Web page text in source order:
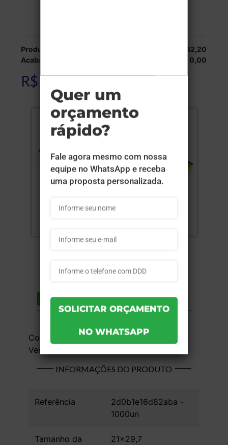
Produção:
R$ 1.542,20
Acabamentos:
R$ 0,00
R$ 1.542,20
Lista de desejos Compartilhar
DESCRIÇÃO DO PRODUTO
Couchê 80g - 4x4 - 21x29,7 cm - Sem
Verniz - 1000 unid
INFORMAÇÕES DO PRODUTO
Referência
2d0b1e16d82aba -
1000un
Tamanho da
21x29,7